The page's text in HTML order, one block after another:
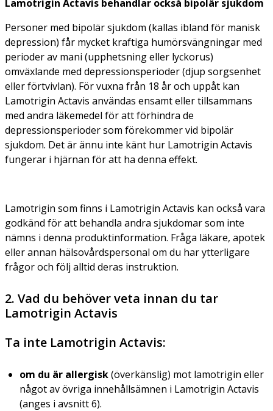
Lamotrigin Actavis behandlar också bipolär sjukdom
Personer med bipolär sjukdom (kallas ibland för manisk
depression) får mycket kraftiga humörsvängningar med
perioder av mani (upphetsning eller lyckorus)
omväxlande med depressionsperioder (djup sorgsenhet
eller förtvivlan). För vuxna från 18 år och uppåt kan
Lamotrigin Actavis användas ensamt eller tillsammans
med andra läkemedel för att förhindra de
depressionsperioder som förekommer vid bipolär
sjukdom. Det är ännu inte känt hur Lamotrigin Actavis
fungerar i hjärnan för att ha denna effekt.
Lamotrigin som finns i Lamotrigin Actavis kan också vara
godkänd för att behandla andra sjukdomar som inte
nämns i denna produktinformation. Fråga läkare, apotek
eller annan hälsovårdspersonal om du har ytterligare
frågor och följ alltid deras instruktion.
2. Vad du behöver veta innan du tar
Lamotrigin Actavis
Ta inte Lamotrigin Actavis:
om du är allergisk(överkänslig) mot lamotrigin eller
något av övriga innehållsämnen i Lamotrigin Actavis
(anges i avsnitt 6).